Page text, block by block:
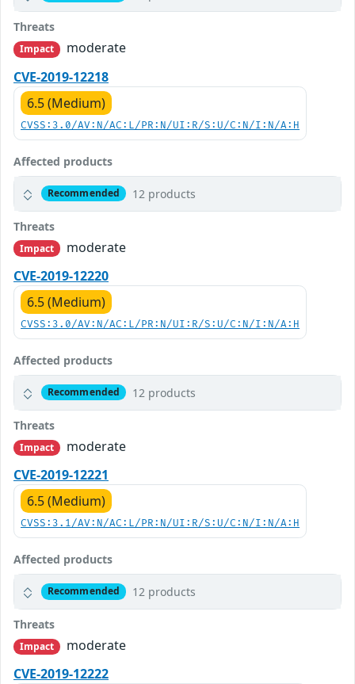
Threats
Impact
moderate
CVE-2019-12218
6.5 (Medium)
CVSS:3.0/AV:N/AC:L/PR:N/UI:R/S:U/C:N/I:N/A:H
Affected products
Recommended 12 products
Threats
Impact
moderate
CVE-2019-12220
6.5 (Medium)
CVSS:3.0/AV:N/AC:L/PR:N/UI:R/S:U/C:N/I:N/A:H
Affected products
Recommended 12 products
Threats
Impact
moderate
CVE-2019-12221
6.5 (Medium)
CVSS:3.1/AV:N/AC:L/PR:N/UI:R/S:U/C:N/I:N/A:H
Affected products
Recommended 12 products
Threats
Impact
moderate
CVE-2019-12222